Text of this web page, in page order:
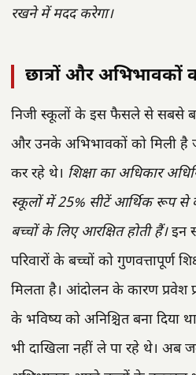
रखने में मदद करेगा।
छात्रों और अभिभावकों
निजी स्कूलों के इस फैसले से सबसे
और उनके अभिभावकों को मिली है
कर रहे थे। शिक्षा का अधिकार
स्कूलों में 25% सीटें आर्थिक रूप से
बच्चों के लिए आरक्षित होती हैं।इन
परिवारों के बच्चों को गुणवत्तापूर्ण
मिलता है। आंदोलन के कारण प्रवेश
के भविष्य को अनिश्चित बना दिया
भी दाखिला नहीं ले पा रहे थे। अब